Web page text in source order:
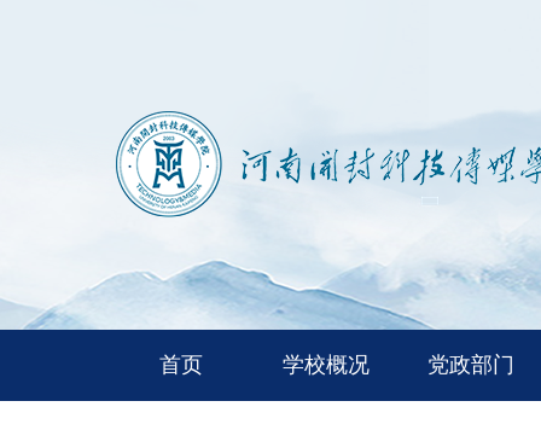
首页 学校概况 党政部门